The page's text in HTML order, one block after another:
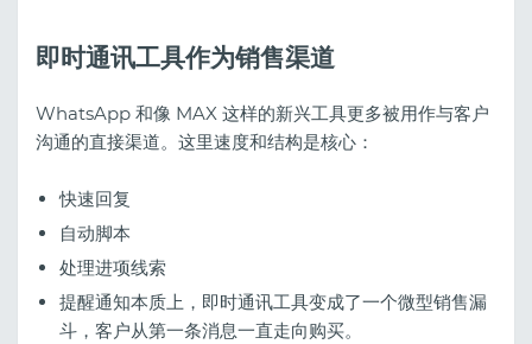
即时通讯工具作为销售渠道
WhatsApp 和像 MAX 这样的新兴工具更多被用作与客户
沟通的直接渠道。这里速度和结构是核心：
快速回复
自动脚本
处理进项线索
提醒通知本质上，即时通讯工具变成了一个微型销售漏
斗，客户从第一条消息一直走向购买。